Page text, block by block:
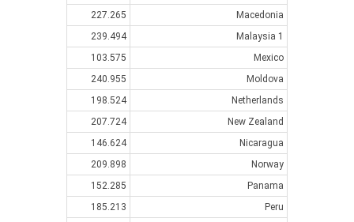
Macedonia
227.265
Malaysia 1
239.494
Mexico
103.575
Moldova
240.955
Netherlands
198.524
New Zealand
207.724
Nicaragua
146.624
Norway
209.898
Panama
152.285
Peru
185.213